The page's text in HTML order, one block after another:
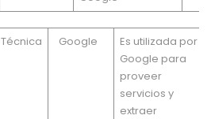
Técnica Google
Es utilizada por
Google para
proveer
servicios y
extraer